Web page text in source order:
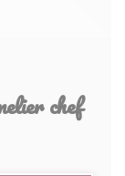
chef